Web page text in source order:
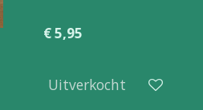
€ 5,95
Uitverkocht